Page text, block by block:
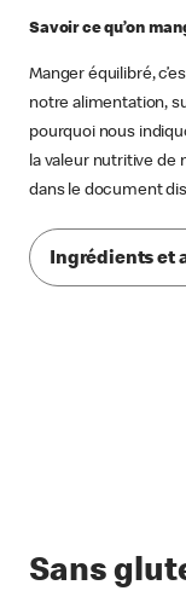
Savoir ce qu’on
Manger équilibré,
notre alimentation,
pourquoi nous
la valeur nutritive de
dans le document
Ingrédients et
Sans